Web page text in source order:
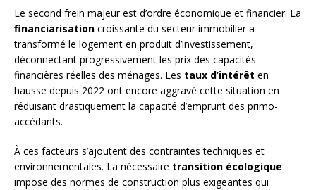
Le second frein majeur est d’ordre économique et financier. La
financiarisation croissante du secteur immobilier a
transformé le logement en produit d’investissement,
déconnectant progressivement les prix des capacités
financières réelles des ménages. Les taux d’intérêt en
hausse depuis 2022 ont encore aggravé cette situation en
réduisant drastiquement la capacité d’emprunt des primo-
accédants.
À ces facteurs s’ajoutent des contraintes techniques et
environnementales. La nécessaire transition écologique
impose des normes de construction plus exigeantes qui